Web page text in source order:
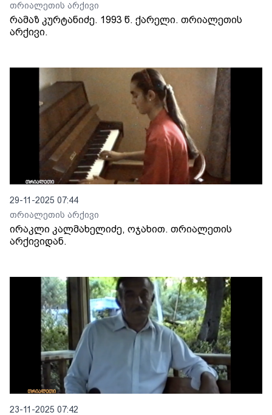
თრიალეთის არქივი
რამაზ კურტანიძე. 1993 წ. ქარელი. თრიალეთის
არქივი.
29-11-2025 07:44
თრიალეთის არქივი
ირაკლი კალმახელიძე, ოჯახით. თრიალეთის
არქივიდან.
23-11-2025 07:42